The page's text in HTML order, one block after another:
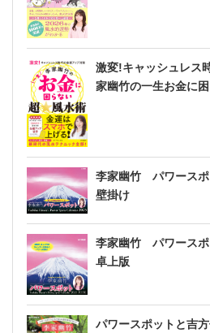
激変!キャッシュレス
家幽竹の一生お金に
李家幽竹 パワース
壁掛け
李家幽竹 パワース
卓上版
パワースポットと吉